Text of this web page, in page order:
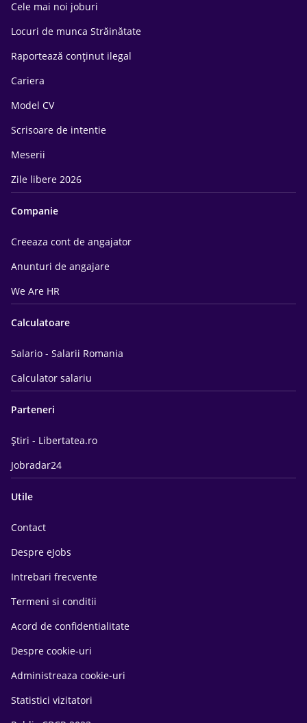
Cele mai noi joburi
Locuri de munca Străinătate
Raportează conținut ilegal
Cariera
Model CV
Scrisoare de intentie
Meserii
Zile libere 2026
Companie
Creeaza cont de angajator
Anunturi de angajare
We Are HR
Calculatoare
Salario - Salarii Romania
Calculator salariu
Parteneri
Știri - Libertatea.ro
Jobradar24
Utile
Contact
Despre eJobs
Intrebari frecvente
Termeni si conditii
Acord de confidentialitate
Despre cookie-uri
Administreaza cookie-uri
Statistici vizitatori